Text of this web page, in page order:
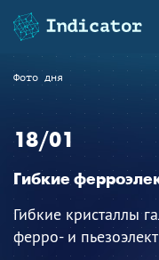
Фото дня
18/01
Гибкие
Гибкие кристаллы
ферро- и